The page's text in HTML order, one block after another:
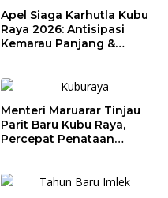
Apel Siaga Karhutla Kubu
Raya 2026: Antisipasi
Kemarau Panjang &
Menteri Maruarar Tinjau
Parit Baru Kubu Raya,
Percepat Penataan